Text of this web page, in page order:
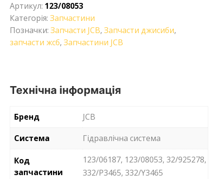
Артикул: 123/08053
Категорія: Запчастини
Позначки: Запчасти JCB, Запчасти джисиби,
запчасти жсб, Запчастини JCB
Технічна інформація
Бренд
JCB
Система
Гідравлічна система
Код
запчастини
123/06187, 123/08053, 32/925278,
332/P3465, 332/Y3465